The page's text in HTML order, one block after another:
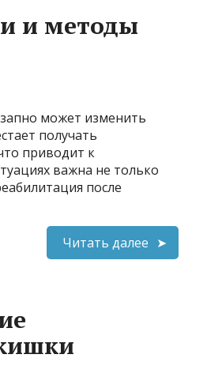
и методы
может изменить
получать
приводит к
важна не только
после
Читать далее